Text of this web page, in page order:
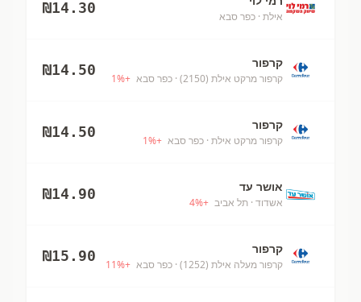
אילת · כפר סבא
₪14.30
קרפור
קרפור מרקט אילת (2150) · כפר סבא +
1%
₪14.50
קרפור
קרפור מרקט אילת · כפר סבא +
1%
₪14.50
אושר עד
אשדוד · תל אביב +
4%
₪14.90
קרפור
קרפור מעלה אילת (1252) · כפר סבא +
11%
₪15.90